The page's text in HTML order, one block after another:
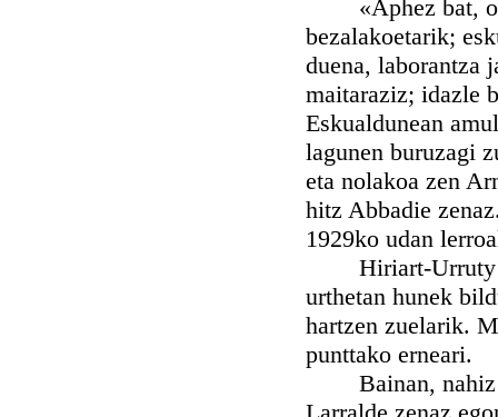
«Aphez bat,
bezalakoetarik;
duena, laborantza
maitaraziz; idazle
Eskualdunean
lagunen buruzagi
eta nolakoa zen
hitz Abbadie
1929ko udan
Hiriart-Urruty
urthetan hunek
hartzen zuelarik.
punttako erneari.
Bainan, nahiz